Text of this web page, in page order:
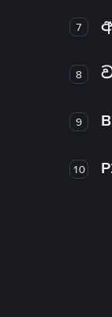
7
8
9
10